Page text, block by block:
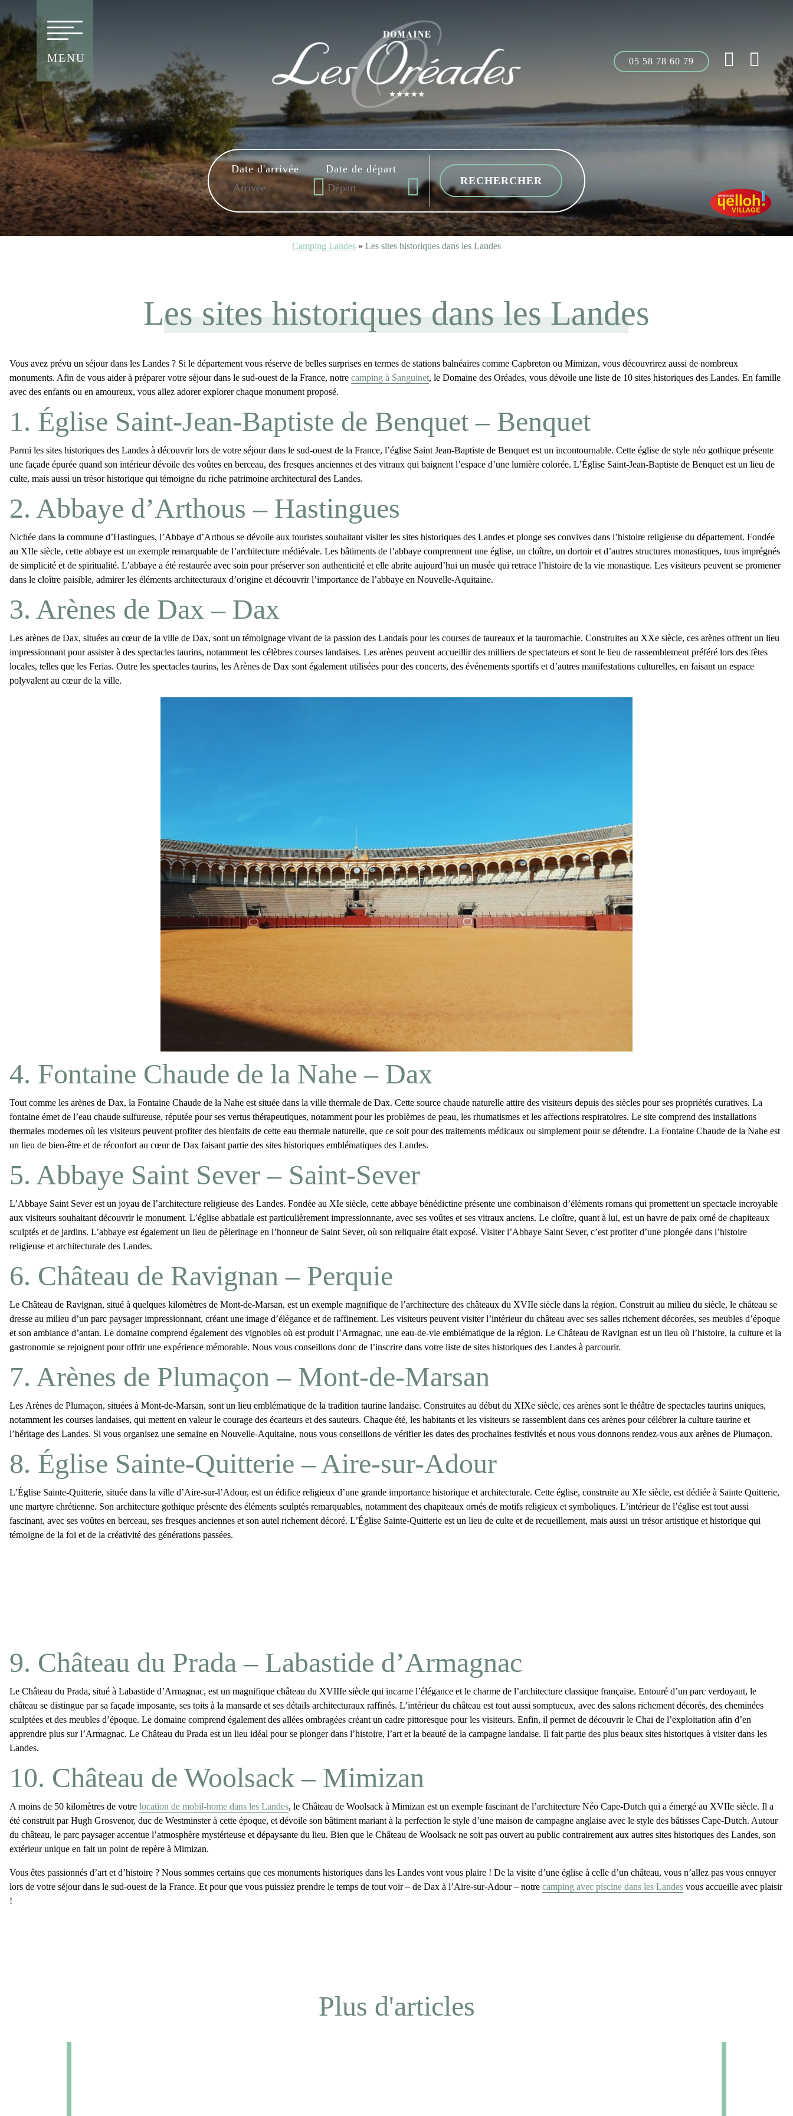
MENU 05 58 78 60 79
Date d'arrivée Date de départ
Camping Landes » Les sites historiques dans les Landes
Les sites historiques dans les Landes
Vous avez prévu un séjour dans les Landes ? Si le département vous réserve de belles surprises en termes de stations balnéaires comme Capbreton ou Mimizan, vous découvrirez aussi de nombreux
monuments. Afin de vous aider à préparer votre séjour dans le sud-ouest de la France, notre camping à Sanguinet, le Domaine des Oréades, vous dévoile une liste de 10 sites historiques des Landes. En famille
avec des enfants ou en amoureux, vous allez adorer explorer chaque monument proposé.
1. Église Saint-Jean-Baptiste de Benquet – Benquet
Parmi les sites historiques des Landes à découvrir lors de votre séjour dans le sud-ouest de la France, l’église Saint Jean-Baptiste de Benquet est un incontournable. Cette église de style néo gothique présente
une façade épurée quand son intérieur dévoile des voûtes en berceau, des fresques anciennes et des vitraux qui baignent l’espace d’une lumière colorée. L’Église Saint-Jean-Baptiste de Benquet est un lieu de
culte, mais aussi un trésor historique qui témoigne du riche patrimoine architectural des Landes.
2. Abbaye d’Arthous – Hastingues
Nichée dans la commune d’Hastingues, l’Abbaye d’Arthous se dévoile aux touristes souhaitant visiter les sites historiques des Landes et plonge ses convives dans l’histoire religieuse du département. Fondée
au XIIe siècle, cette abbaye est un exemple remarquable de l’architecture médiévale. Les bâtiments de l’abbaye comprennent une église, un cloître, un dortoir et d’autres structures monastiques, tous imprégnés
de simplicité et de spiritualité. L’abbaye a été restaurée avec soin pour préserver son authenticité et elle abrite aujourd’hui un musée qui retrace l’histoire de la vie monastique. Les visiteurs peuvent se promener
dans le cloître paisible, admirer les éléments architecturaux d’origine et découvrir l’importance de l’abbaye en Nouvelle-Aquitaine.
3. Arènes de Dax – Dax
Les arènes de Dax, situées au cœur de la ville de Dax, sont un témoignage vivant de la passion des Landais pour les courses de taureaux et la tauromachie. Construites au XXe siècle, ces arènes offrent un lieu
impressionnant pour assister à des spectacles taurins, notamment les célèbres courses landaises. Les arènes peuvent accueillir des milliers de spectateurs et sont le lieu de rassemblement préféré lors des fêtes
locales, telles que les Ferias. Outre les spectacles taurins, les Arènes de Dax sont également utilisées pour des concerts, des événements sportifs et d’autres manifestations culturelles, en faisant un espace
polyvalent au cœur de la ville.
4. Fontaine Chaude de la Nahe – Dax
Tout comme les arènes de Dax, la Fontaine Chaude de la Nahe est située dans la ville thermale de Dax. Cette source chaude naturelle attire des visiteurs depuis des siècles pour ses propriétés curatives. La
fontaine émet de l’eau chaude sulfureuse, réputée pour ses vertus thérapeutiques, notamment pour les problèmes de peau, les rhumatismes et les affections respiratoires. Le site comprend des installations
thermales modernes où les visiteurs peuvent profiter des bienfaits de cette eau thermale naturelle, que ce soit pour des traitements médicaux ou simplement pour se détendre. La Fontaine Chaude de la Nahe est
un lieu de bien-être et de réconfort au cœur de Dax faisant partie des sites historiques emblématiques des Landes.
5. Abbaye Saint Sever – Saint-Sever
L’Abbaye Saint Severest un joyau de l’architecture religieuse des Landes. Fondée au XIe siècle, cette abbaye bénédictine présente une combinaison d’éléments romans qui promettent un spectacle incroyable
aux visiteurs souhaitant découvrir le monument. L’église abbatiale est particulièrement impressionnante, avec ses voûtes et ses vitraux anciens. Le cloître, quant à lui, est un havre de paix orné de chapiteaux
sculptés et de jardins. L’abbaye est également un lieu de pèlerinage en l’honneur de Saint Sever, où son reliquaire était exposé. Visiterl’Abbaye Saint Sever, c’est profiter d’une plongée dans l’histoire
religieuse et architecturale des Landes.
6. Château de Ravignan – Perquie
Le Château de Ravignan, situé à quelques kilomètres de Mont-de-Marsan, est un exemple magnifique de l’architecture des châteaux du XVIIe siècle dans la région. Construit au milieu du siècle, le château se
dresse au milieu d’un parc paysager impressionnant, créant une image d’élégance et de raffinement. Les visiteurs peuvent visiter l’intérieur du château avec ses salles richement décorées, ses meubles d’époque
et son ambiance d’antan. Le domaine comprend également des vignobles où est produit l’Armagnac, une eau-de-vie emblématique de la région. Le Château de Ravignan est un lieu où l’histoire, la culture et la
gastronomie se rejoignent pour offrir une expérience mémorable. Nous vous conseillons donc de l’inscrire dans votre liste de sites historiques des Landes à parcourir.
7. Arènes de Plumaçon – Mont-de-Marsan
Les Arènes de Plumaçon, situées à Mont-de-Marsan, sont un lieu emblématique de la tradition taurine landaise. Construites au début du XIXe siècle, ces arènes sont le théâtre de spectacles taurins uniques,
notamment les courses landaises, qui mettent en valeur le courage des écarteurs et des sauteurs. Chaque été, les habitants et les visiteurs se rassemblent dans ces arènes pour célébrer la culture taurine et
l’héritage des Landes. Si vous organisez une semaine en Nouvelle-Aquitaine, nous vous conseillons de vérifier les dates des prochaines festivités et nous vous donnons rendez-vous aux arènes de Plumaçon.
8. Église Sainte-Quitterie – Aire-sur-Adour
L’Église Sainte-Quitterie, située dans la ville d’Aire-sur-l’Adour, est un édifice religieux d’une grande importance historique et architecturale. Cette église, construite au XIe siècle, est dédiée à Sainte Quitterie,
une martyre chrétienne. Son architecture gothique présente des éléments sculptés remarquables, notamment des chapiteaux ornés de motifs religieux et symboliques. L’intérieur de l’église est tout aussi
fascinant, avec ses voûtes en berceau, ses fresques anciennes et son autel richement décoré. L’Église Sainte-Quitterie est un lieu de culte et de recueillement, mais aussi un trésor artistique et historique qui
témoigne de la foi et de la créativité des générations passées.
9. Château du Prada – Labastide d’Armagnac
Le Château du Prada, situé à Labastide d’Armagnac, est un magnifique château du XVIIIe siècle qui incarne l’élégance et le charme de l’architecture classique française. Entouré d’un parc verdoyant, le
château se distingue par sa façade imposante, ses toits à la mansarde et ses détails architecturaux raffinés. L’intérieur du château est tout aussi somptueux, avec des salons richement décorés, des cheminées
sculptées et des meubles d’époque. Le domaine comprend également des allées ombragées créant un cadre pittoresque pour les visiteurs. Enfin, il permet de découvrir le Chai de l’exploitation afin d’en
apprendre plus sur l’Armagnac. Le Château du Prada est un lieu idéal pour se plonger dans l’histoire, l’art et la beauté de la campagne landaise. Il fait partie des plus beaux sites historiques à visiter dans les
Landes.
10. Château de Woolsack – Mimizan
A moins de 50 kilomètres de votre location de mobil-home dans les Landes, le Château de Woolsack à Mimizan est un exemple fascinant de l’architecture Néo Cape-Dutch qui a émergé au XVIIe siècle. Il a
été construit par Hugh Grosvenor, duc de Westminster à cette époque, et dévoile son bâtiment mariant à la perfection le style d’une maison de campagne anglaise avec le style des bâtisses Cape-Dutch. Autour
du château, le parc paysager accentue l’atmosphère mystérieuse et dépaysante du lieu. Bien que le Château de Woolsack ne soit pas ouvert au public contrairement aux autres sites historiques des Landes, son
extérieur unique en fait un point de repère à Mimizan.
Vous êtes passionnés d’art et d’histoire ? Nous sommes certains que ces monuments historiques dans les Landes vont vous plaire ! De la visite d’une église à celle d’un château, vous n’allez pas vous ennuyer
lors de votre séjour dans le sud-ouest de la France. Et pour que vous puissiez prendre le temps de tout voir – de Dax à l’Aire-sur-Adour – notre camping avec piscine dans les Landes vous accueille avec plaisir
!
Plus d'articles